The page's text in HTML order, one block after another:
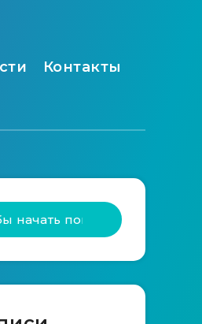
Контакты